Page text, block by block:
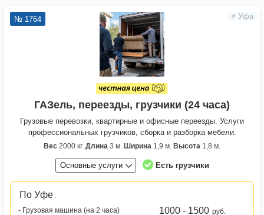
Уфа
№ 1764
ГАЗель, переезды, грузчики (24 часа)
Грузовые перевозки, квартирные и офисные переезды. Услуги
профессиональных грузчиков, сборка и разборка мебели.
Вес 2000 кг. Длина 3 м. Ширина 1,9 м. Высота 1,8 м.
Основные услуги Есть грузчики
По Уфе :
- Грузовая машина (на 2 часа)
1000 - 1500 руб.